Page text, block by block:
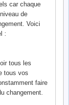
car chaque
de
Voici
:
tous les
tous vos
faire
changement.